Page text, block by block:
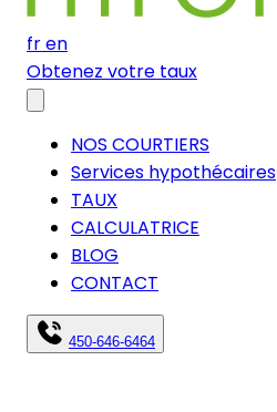
fren
Obtenez votre taux
NOS COURTIERS
Services hypothécaires
TAUX
CALCULATRICE
BLOG
CONTACT
450-646-6464